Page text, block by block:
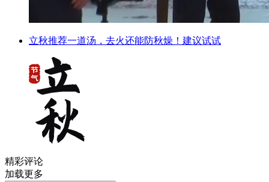
立秋推荐一道汤，去火还能防秋燥！建议试试
精彩评论
加载更多